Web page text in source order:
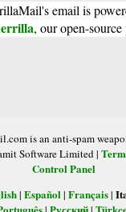
email is
, our open-source
is an anti-spam
Software Limited |
Control Panel
| Español | Français|
Русский